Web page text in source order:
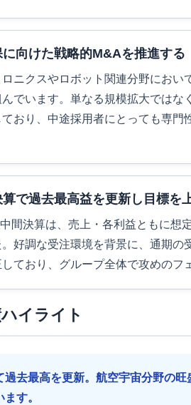
向けた戦略的M&Aを推進する
ニクスやロボット関連分野におい
でいます。単なる規模拡大ではな
おり、中途採用者にとっても専門
で過去最高益を更新し目標を
間決算は、売上・各利益ともに想
。好調な受注環境を背景に、通期
ており、グループ全体で攻めのフ
イライト
過去最高を更新。航空宇宙分野の
す。